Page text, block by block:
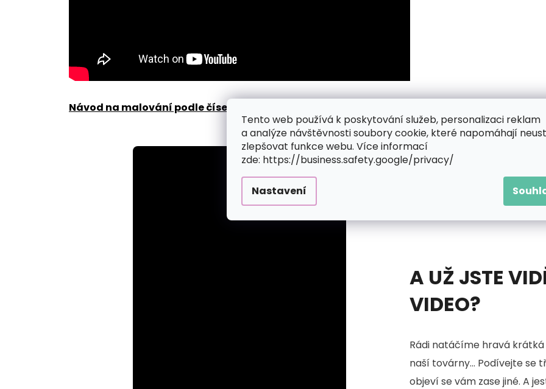
Tento web používá k poskytování služeb, personalizaci reklam
a analýze návštěvnosti soubory cookie, které napomáhají
zlepšovat funkce webu. Více informací
zde: https://business.safety.google/privacy/
Nastavení
Návod na malování podle čísel zde
A UŽ JSTE
VIDEO?
Rádi natáčíme hravá krátká
naší továrny... Podívejte se
objeví se vám zase jiné. A